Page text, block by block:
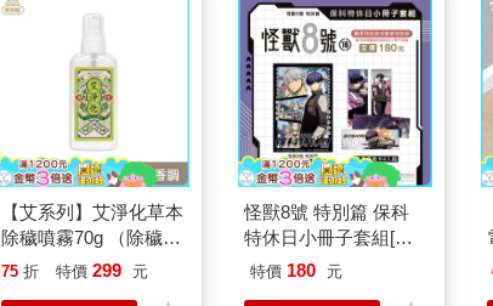
【艾系列】艾淨化草本
除穢噴霧70g （除穢/
平安/淨化/艾草/芙蓉/
75 折 特價 299 元
怪獸8號 特別篇 保科
特休日小冊子套組[限
加購]
特價 180 元